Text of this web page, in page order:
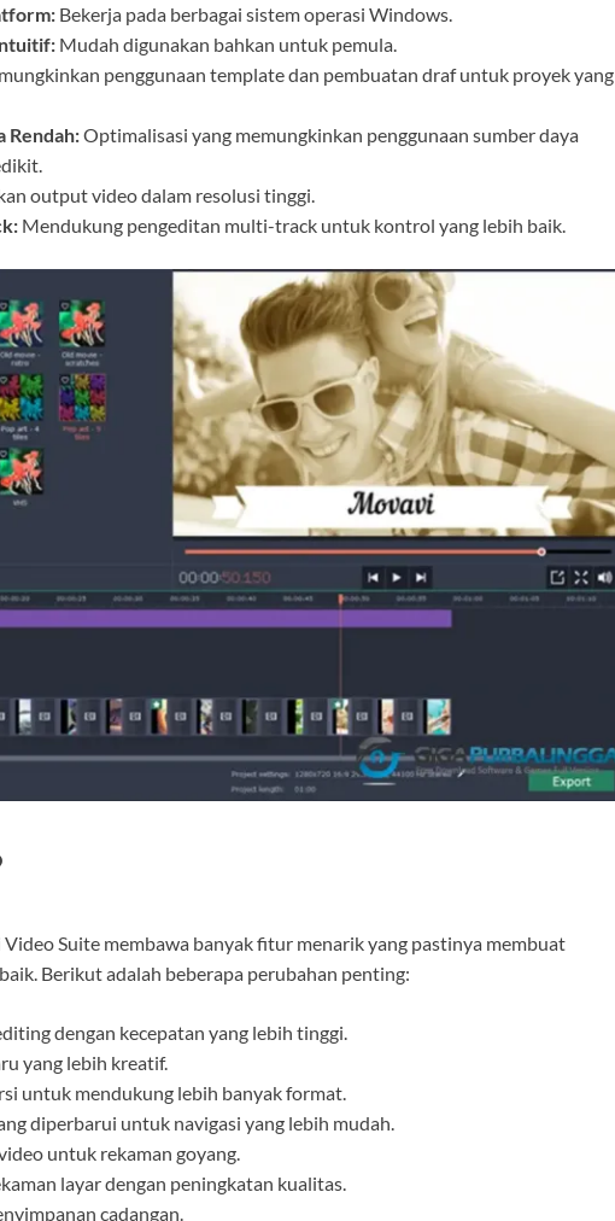
Bekerja pada berbagai sistem operasi Windows.
Mudah digunakan bahkan untuk pemula.
penggunaan template dan pembuatan draf untuk proyek yang
Rendah:Optimalisasi yang memungkinkan penggunaan sumber daya
output video dalam resolusi tinggi.
Mendukung pengeditan multi-track untuk kontrol yang lebih baik.
Suite membawa banyak fitur menarik yang pastinya membuat
Berikut adalah beberapa perubahan penting:
dengan kecepatan yang lebih tinggi.
yang lebih kreatif.
untuk mendukung lebih banyak format.
diperbarui untuk navigasi yang lebih mudah.
untuk rekaman goyang.
layar dengan peningkatan kualitas.
cadangan.